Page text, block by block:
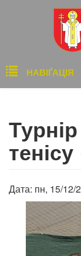
Основна
НАВІҐАЦІЯ
Дата: пн, 15/12/